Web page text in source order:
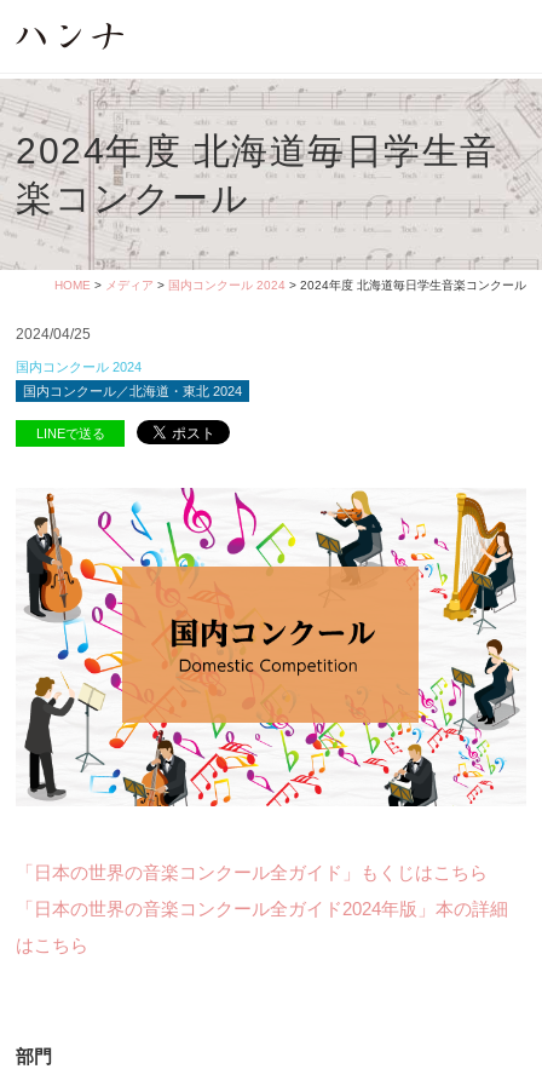
2024年度 北海道毎日学生音
楽コンクール
HOME > メディア > 国内コンクール 2024 > 2024年度 北海道毎日学生音楽コンクール
2024/04/25
国内コンクール 2024
国内コンクール／北海道・東北 2024
LINEで送る
「日本の世界の音楽コンクール全ガイド」もくじはこちら
「日本の世界の音楽コンクール全ガイド2024年版」本の詳細
はこちら
部門